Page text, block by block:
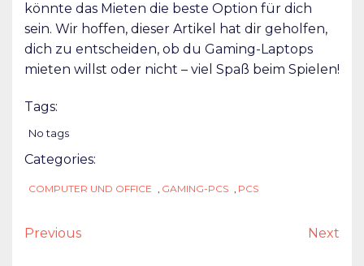
könnte das Mieten die beste Option für dich
sein. Wir hoffen, dieser Artikel hat dir geholfen,
dich zu entscheiden, ob du Gaming-Laptops
mieten willst oder nicht – viel Spaß beim Spielen!
Tags:
No tags
Categories:
COMPUTER UND OFFICE , GAMING-PCS , PCS
Previous Next